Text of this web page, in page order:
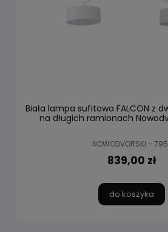
Biała lampa sufitowa FALCON z
na długich ramionach
NOWODVORSKI -
839,00 zł
do koszyka